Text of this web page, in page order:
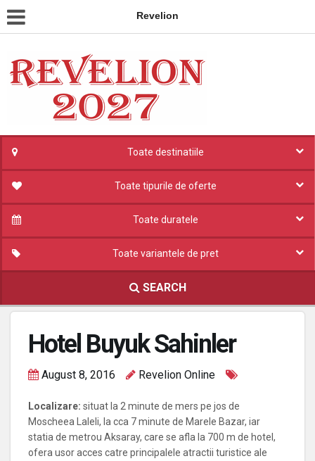
Revelion
Toate destinatiile
Toate tipurile de oferte
Toate duratele
Toate variantele de pret
SEARCH
Hotel Buyuk Sahinler
August 8, 2016 Revelion Online
Localizare: situat la 2 minute de mers pe jos de
Moscheea Laleli, la cca 7 minute de Marele Bazar, iar
statia de metrou Aksaray, care se afla la 700 m de hotel,
ofera usor acces catre principalele atractii turistice ale